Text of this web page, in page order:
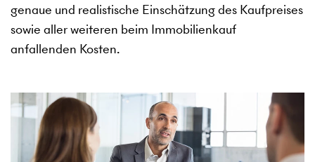
genaue und realistische Einschätzung des Kaufpreises
sowie aller weiteren beim Immobilienkauf
anfallenden Kosten.